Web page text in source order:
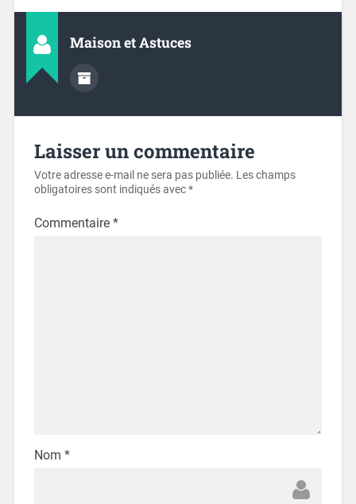
Maison et Astuces
Laisser un commentaire
Votre adresse e-mail ne sera pas publiée. Les champs
obligatoires sont indiqués avec*
Commentaire *
Nom *